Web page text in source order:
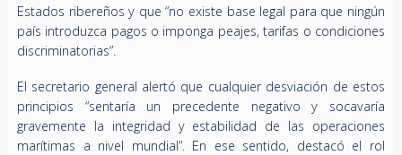
Estados ribereños y que “no existe base legal para que ningún
país introduzca pagos o imponga peajes, tarifas o condiciones
discriminatorias”.
El secretario general alertó que cualquier desviación de estos
principios “sentaría un precedente negativo y socavaría
gravemente la integridad y estabilidad de las operaciones
marítimas a nivel mundial”. En ese sentido, destacó el rol